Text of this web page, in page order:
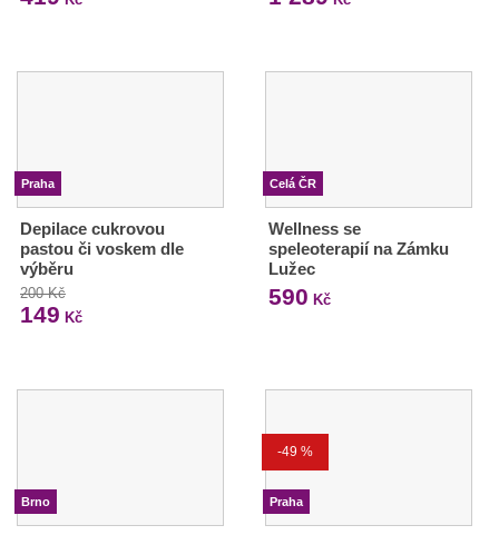
Praha
Depilace cukrovou
pastou či voskem dle
výběru
200 Kč
149 Kč
Celá ČR
Wellness se
speleoterapií na Zámku
Lužec
590 Kč
Brno
-49 %
Praha